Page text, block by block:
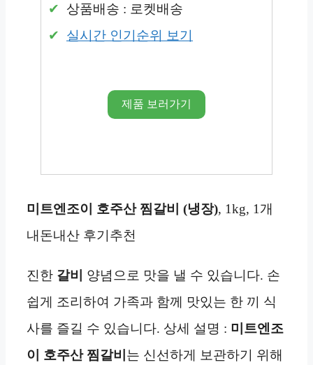
상품배송 : 로켓배송
실시간 인기순위 보기
제품 보러가기
미트엔조이 호주산 찜갈비 (냉장), 1kg, 1개
내돈내산 후기추천
진한 갈비
양념으로 맛을 낼 수 있습니다. 손
쉽게 조리하여 가족과 함께 맛있는 한 끼 식
사를 즐길 수 있습니다. 상세 설명 : 미트엔조
이 호주산 찜갈비 는 신선하게 보관하기 위해